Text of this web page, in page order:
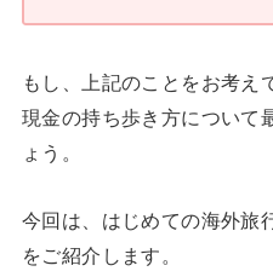
もし、上記のことをお考え
現金の持ち歩き方について
ょう。
今回は、はじめての海外旅
をご紹介します。